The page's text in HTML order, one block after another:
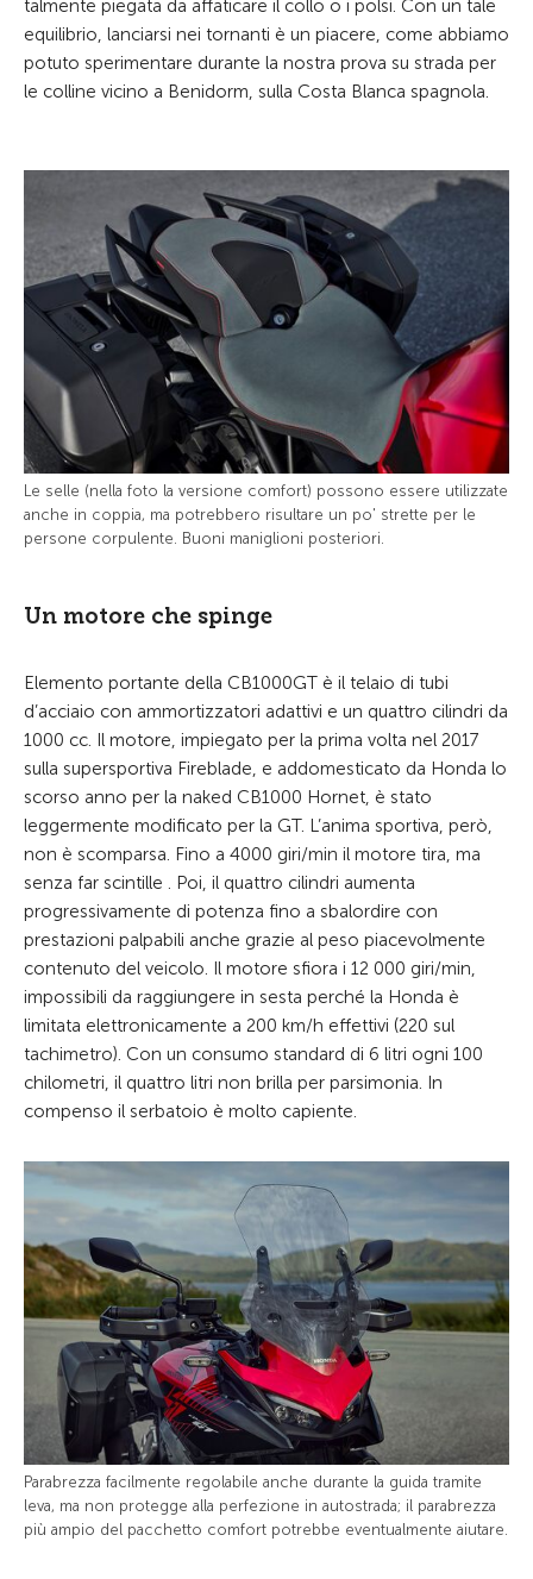
talmente piegata da affaticare il collo o i polsi. Con un tale
equilibrio, lanciarsi nei tornanti è un piacere, come abbiamo
potuto sperimentare durante la nostra prova su strada per
le colline vicino a Benidorm, sulla Costa Blanca spagnola.
Le selle (nella foto la versione comfort) possono essere utilizzate
anche in coppia, ma potrebbero risultare un po' strette per le
persone corpulente. Buoni maniglioni posteriori.
Un motore che spinge
Elemento portante della CB1000GT è il telaio di tubi
d’acciaio con ammortizzatori adattivi e un quattro cilindri da
1000 cc. Il motore, impiegato per la prima volta nel 2017
sulla supersportiva Fireblade, e addomesticato da Honda lo
scorso anno per la naked CB1000 Hornet, è stato
leggermente modificato per la GT. L’anima sportiva, però,
non è scomparsa. Fino a 4000 giri/min il motore tira, ma
senza far scintille . Poi, il quattro cilindri aumenta
progressivamente di potenza fino a sbalordire con
prestazioni palpabili anche grazie al peso piacevolmente
contenuto del veicolo. Il motore sfiora i 12 000 giri/min,
impossibili da raggiungere in sesta perché la Honda è
limitata elettronicamente a 200 km/h effettivi (220 sul
tachimetro). Con un consumo standard di 6 litri ogni 100
chilometri, il quattro litri non brilla per parsimonia. In
compenso il serbatoio è molto capiente.
Parabrezza facilmente regolabile anche durante la guida tramite
leva, ma non protegge alla perfezione in autostrada; il parabrezza
più ampio del pacchetto comfort potrebbe eventualmente aiutare.